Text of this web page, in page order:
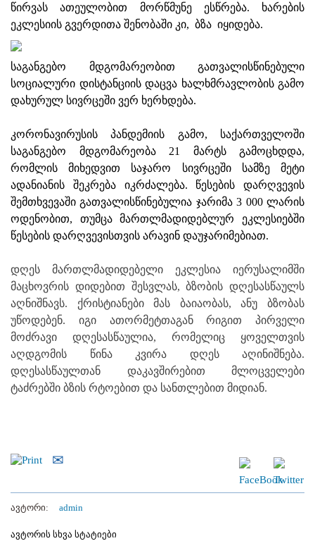
წირვას ათეულობით მორწმუნე ესწრება. ხარების
ეკლესიის გვერდითა შენობაში კი, ბზა იყიდება.
საგანგებო მდგომარეობით გათვალისწინებული
სოციალური დისტანციის დაცვა ხალხმრავლობის გამო
დახურულ სივრცეში ვერ ხერხდება.
კორონავირუსის პანდემიის გამო, საქართველოში
საგანგებო მდგომარეობა 21 მარტს გამოცხდდა,
რომლის მიხედვით საჯარო სივრცეში სამზე მეტი
ადანიანის შეკრება იკრძალება. წესების დარღვევის
შემთხვევაში გათვალისწინებულია ჯარიმა 3 000 ლარის
ოდენობით, თუმცა მართლმადიდებლურ ეკლესიებში
წესების დარღვევისთვის არავინ დაუჯარიმებიათ.
დღეს მართლმადიდებელი ეკლესია იერუსალიმში
მაცხოვრის დიდებით შესვლას, ბზობის დღესასწაულს
აღნიშნავს. ქრისტიანები მას ბაიაობას, ანუ ბზობას
უწოდებენ. იგი ათორმეტთაგან რიგით პირველი
მოძრავი დღესასწაულია, რომელიც ყოველთვის
აღდგომის წინა კვირა დღეს აღინიშნება.
დღესასწაულთან დაკავშირებით მლოცველები
ტაძრებში ბზის რტოებით და სანთლებით მიდიან.
ავტორი: admin
ავტორის სხვა სტატიები